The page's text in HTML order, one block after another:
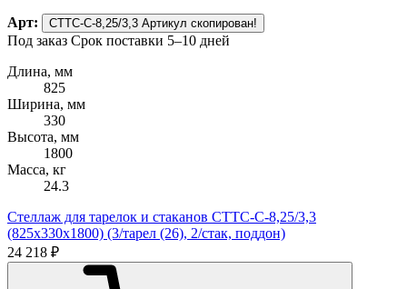
Арт: СТТС-С-8,25/3,3 Артикул скопирован!
Под заказ Срок поставки 5–10 дней
Длина, мм
825
Ширина, мм
330
Высота, мм
1800
Масса, кг
24.3
Стеллаж для тарелок и стаканов СТТС-С-8,25/3,3
(825х330х1800) (3/тарел (26), 2/стак, поддон)
24 218 ₽